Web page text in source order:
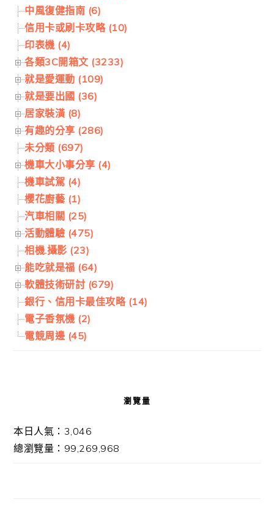
中風復健指南 (6)
信用卡或刷卡攻略 (10)
印表機 (4)
各類3C開箱文 (3233)
就是愛運動 (109)
就是要出國 (36)
居家裝潢 (8)
有趣的分享 (286)
未分類 (697)
機車大小事分享 (4)
機車試駕 (4)
櫻花廚藝 (1)
汽車相關 (25)
活動體驗 (475)
相機.攝影 (23)
能吃就是福 (64)
軟體技術研討 (679)
銀行、信用卡最佳攻略 (14)
電子香氛機 (2)
電競周邊 (45)
瀏覽量
本日人氣：3,046
總瀏覽量：99,269,968